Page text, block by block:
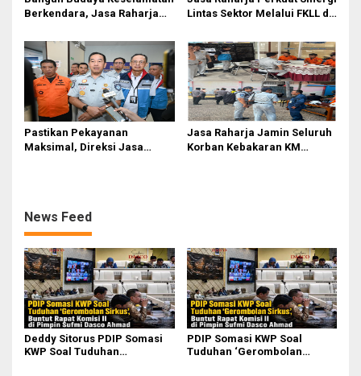
Berkendara, Jasa Raharja
Pasifik Medan Industri
Lintas Sektor Melalui FKLL di
Pastikan Pekayanan
Maksimal, Direksi Jasa
Jasa Raharja Jamin Seluruh
Korban Kebakaran KM
News Feed
Deddy Sitorus PDIP Somasi
KWP Soal Tuduhan
PDIP Somasi KWP Soal
Tuduhan ‘Gerombolan